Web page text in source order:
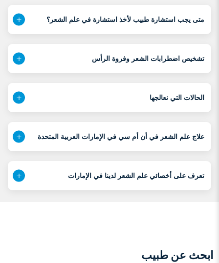
متى يجب استشارة طبيب لأخذ استشارة في علم الشعر؟
تشخيص اضطرابات الشعر وفروة الرأس
الحالات التي نعالجها
علاج علم الشعر في أن أم سي في الإمارات العربية المتحدة
تعرف على أخصائي علم الشعر لدينا في الإمارات
ابحث عن طبيب